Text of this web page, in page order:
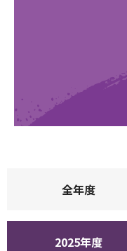
全年度
2025年度